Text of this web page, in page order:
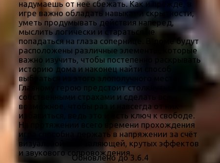
надумаешь от неё сбежать. Как и прежде, в
игре важно обладать навыками скрытности,
уметь продумывать действия наперед,
мыслить логически и стараться не
попадаться на глаза сопернице. В доме будут
расположены различные элементы, которые
важно изучить, чтобы постепенно раскрывать
историю дома и наконец найти способ
выбраться из этого злополучного места.
Главному герою предстоит столкнуться с
собственными страхами и сделать все
возможное, чтобы раз и навсегда от них
избавиться, ведь это и есть ключ к свободе.
На протяжении всего времени прохождения
игра способна держать в напряжении за счёт
визуальной составляющей, крутых эффектов
и звукового сопровождения.
Обновлено до 3.6.4